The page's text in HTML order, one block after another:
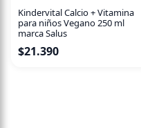
Kindervital Calcio + Vitamina
para niños Vegano 250 ml
marca Salus
$21.390